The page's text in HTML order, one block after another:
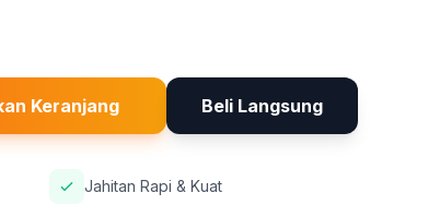
Keranjang Beli Langsung
Jahitan Rapi & Kuat